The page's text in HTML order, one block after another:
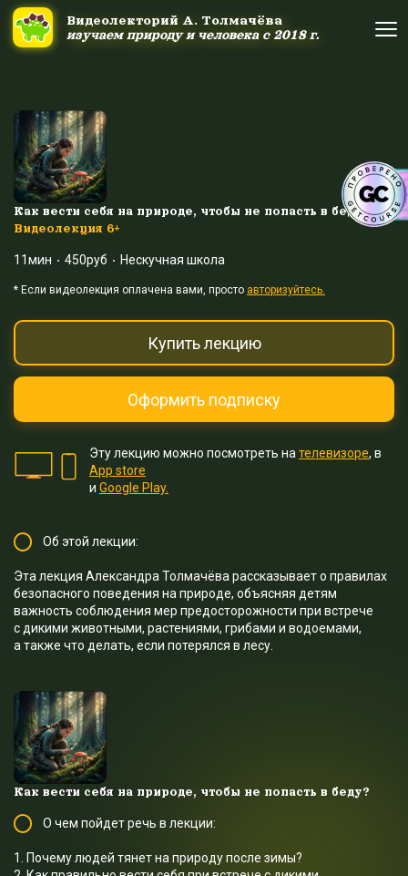
Ссылка на это место страницы: #uppage
Видеолекторий А. Толмачёва
изучаем природу и человека с 2018 г.
Научные шоу и путешествия
Акция дня
Выйти
Видеолекторий А. Толмачёва
изучаем природу и человека с 2018 г.
Научные шоу и путешествия
Акция дня
Войти
Как вести себя на природе, чтобы не попасть в беду?
Видеолекция 6+
11мин 450руб Нескучная школа
* Eсли видеолекция оплачена вами, просто авторизуйтесь.
Купить лекцию
Оформить подписку
Эту лекцию можно посмотреть на телевизоре, в
App store
и Google Play.
Об этой лекции:
Эта лекция Александра Толмачёва рассказывает о правилах
безопасного поведения на природе, объясняя детям
важность соблюдения мер предосторожности при встрече
с дикими животными, растениями, грибами и водоемами,
а также что делать, если потерялся в лесу.
Как вести себя на природе, чтобы не попасть в беду?
О чем пойдет речь в лекции:
1. Почему людей тянет на природу после зимы?